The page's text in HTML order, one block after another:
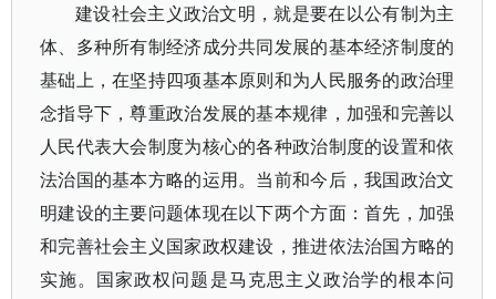
建设社会主义政治文明，就是要在以公有制为主
体、多种所有制经济成分共同发展的基本经济制度的
基础上，在坚持四项基本原则和为人民服务的政治理
念指导下，尊重政治发展的基本规律，加强和完善以
人民代表大会制度为核心的各种政治制度的设置和依
法治国的基本方略的运用。当前和今后，我国政治文
明建设的主要问题体现在以下两个方面：首先，加强
和完善社会主义国家政权建设，推进依法治国方略的
实施。国家政权问题是马克思主义政治学的根本问